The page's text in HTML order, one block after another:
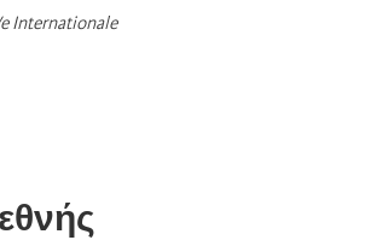
Internationale